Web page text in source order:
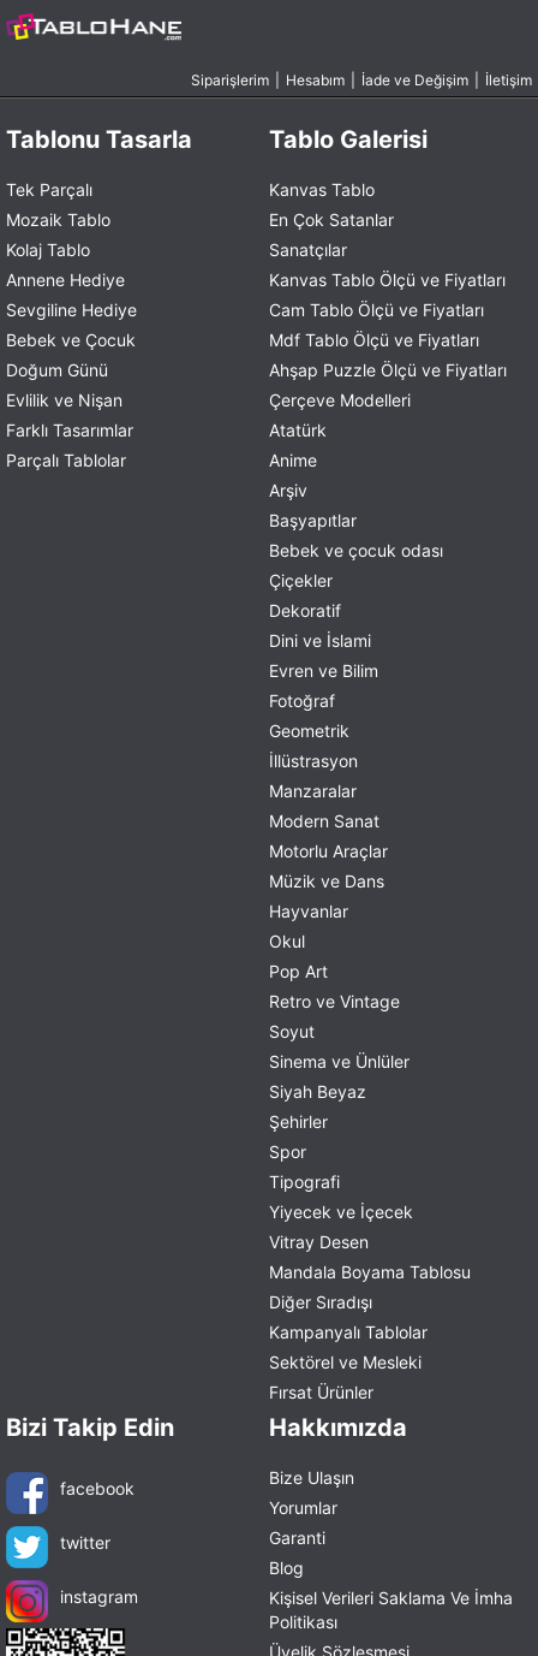
Siparişlerim Hesabım İade ve Değişim İletişim
Tablonu Tasarla
Tek Parçalı
Mozaik Tablo
Kolaj Tablo
Annene Hediye
Sevgiline Hediye
Bebek ve Çocuk
Doğum Günü
Evlilik ve Nişan
Farklı Tasarımlar
Parçalı Tablolar
Tablo Galerisi
Kanvas Tablo
En Çok Satanlar
Sanatçılar
Kanvas Tablo Ölçü ve Fiyatları
Cam Tablo Ölçü ve Fiyatları
Mdf Tablo Ölçü ve Fiyatları
Ahşap Puzzle Ölçü ve Fiyatları
Çerçeve Modelleri
Atatürk
Anime
Arşiv
Başyapıtlar
Bebek ve çocuk odası
Çiçekler
Dekoratif
Dini ve İslami
Evren ve Bilim
Fotoğraf
Geometrik
İllüstrasyon
Manzaralar
Modern Sanat
Motorlu Araçlar
Müzik ve Dans
Hayvanlar
Okul
Pop Art
Retro ve Vintage
Soyut
Sinema ve Ünlüler
Siyah Beyaz
Şehirler
Spor
Tipografi
Yiyecek ve İçecek
Vitray Desen
Mandala Boyama Tablosu
Diğer Sıradışı
Kampanyalı Tablolar
Sektörel ve Mesleki
Fırsat Ürünler
Bizi Takip Edin
facebook
twitter
instagram
Hakkımızda
Bize Ulaşın
Yorumlar
Garanti
Blog
Kişisel Verileri Saklama Ve İmha
Politikası
Üyelik Sözleşmesi